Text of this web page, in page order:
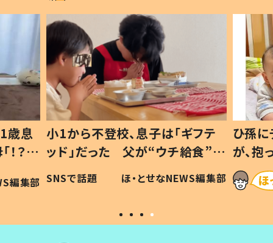
フテ
食”を
編集部
ひ孫にデレデレな80歳じいじ
が、抱っこすると…ひ孫の反応に
「涙が出ました」「可愛くて仕方な
い」
ほ・とせなNEWS編集部